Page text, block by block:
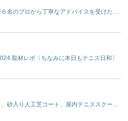
なアドバイスを受けた２時間『杉山記一強化練習会 2025 supported by リポビタン』開催
取材レポ〔ちなみに本日もテニス日和〕
、屋内テニススクール、フットサルコートを集結させた『KPI PARK』が７月9日オープン！